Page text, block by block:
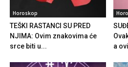
Horoskop
TEŠKI RASTANCI SU PRED
NJIMA: Ovim znakovima će
srce biti u...
a